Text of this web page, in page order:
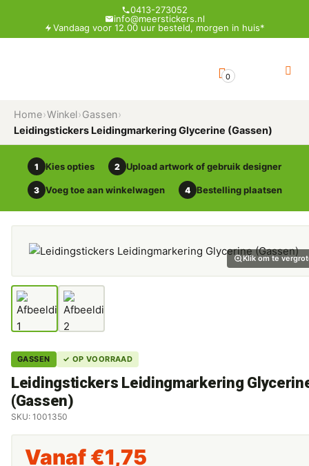
0413-273052
info@meerstickers.nl
Vandaag voor 12.00 uur besteld, morgen in huis*
0
Home›Winkel›Gassen›
Leidingstickers Leidingmarkering Glycerine (Gassen)
1 Kies opties 2 Upload artwork of gebruik designer
3 Voeg toe aan winkelwagen 4 Bestelling plaatsen
Klik om te
GASSEN ✓ OP VOORRAAD
Leidingstickers Leidingmarkering
(Gassen)
SKU: 1001350
Vanaf €1,75